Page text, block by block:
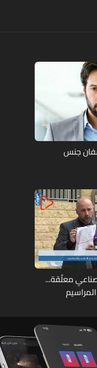
جنس
معلّقة...